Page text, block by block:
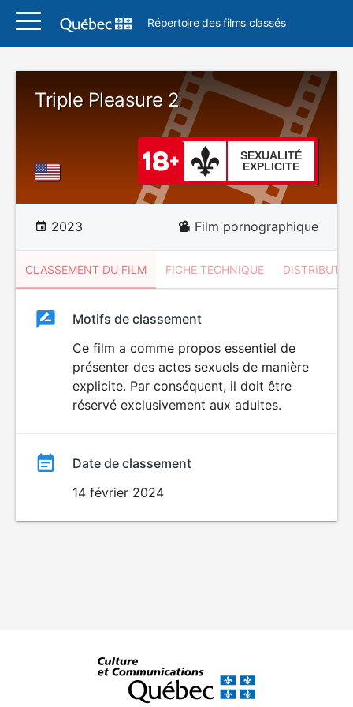
Répertoire des films classés
Triple Pleasure 2
SEXUALITÉ
EXPLICITE
2023 Film pornographique
CLASSEMENT DU FILM FICHE TECHNIQUE
ClassementClassement
SEXUALITÉ
EXPLICITE
Motifs de classement
Ce film a comme propos essentiel de
présenter des actes sexuels de manière
explicite. Par conséquent, il doit être
réservé exclusivement aux adultes.
Date de classement
14 février 2024